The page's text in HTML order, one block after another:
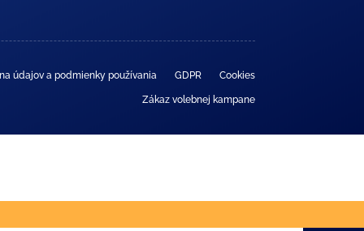
údajov a podmienky používania GDPR Cookies
Zákaz volebnej kampane